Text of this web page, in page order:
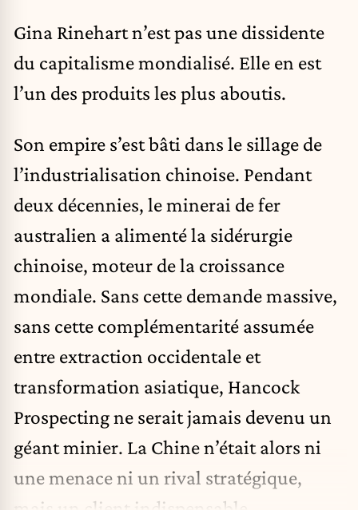
Gina Rinehart n’est pas une dissidente
du capitalisme mondialisé. Elle en est
l’un des produits les plus aboutis.
Son empire s’est bâti dans le sillage de
l’industrialisation chinoise. Pendant
deux décennies, le minerai de fer
australien a alimenté la sidérurgie
chinoise, moteur de la croissance
mondiale. Sans cette demande massive,
sans cette complémentarité assumée
entre extraction occidentale et
transformation asiatique, Hancock
Prospecting ne serait jamais devenu un
géant minier. La Chine n’était alors ni
une menace ni un rival stratégique,